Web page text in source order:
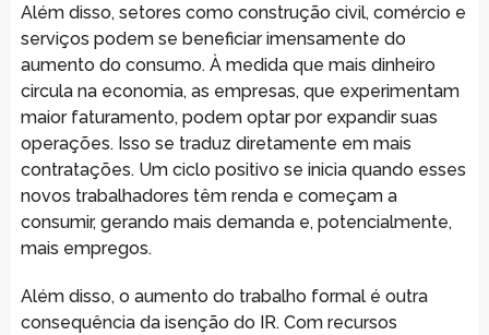
Além disso, setores como construção civil, comércio e
serviços podem se beneficiar imensamente do
aumento do consumo. À medida que mais dinheiro
circula na economia, as empresas, que experimentam
maior faturamento, podem optar por expandir suas
operações. Isso se traduz diretamente em mais
contratações. Um ciclo positivo se inicia quando esses
novos trabalhadores têm renda e começam a
consumir, gerando mais demanda e, potencialmente,
mais empregos.
Além disso, o aumento do trabalho formal é outra
consequência da isenção do IR. Com recursos